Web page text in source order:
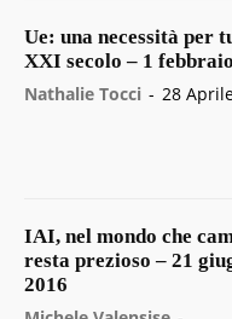
Ue: una necessità per
XXI secolo – 1
Nathalie Tocci - 28
IAI, nel mondo che
resta prezioso – 21
2016